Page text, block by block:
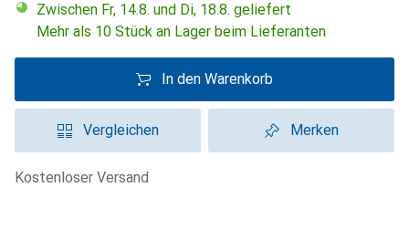
Zwischen Fr, 14.8. und Di, 18.8. geliefert
Mehr als 10 Stück an Lager beim Lieferanten
In den Warenkorb
Vergleichen Merken
kostenloser Versand